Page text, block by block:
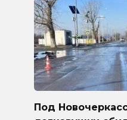
Под